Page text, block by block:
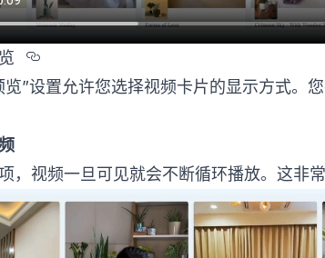
Section titled
览”设置允许您选择视频卡片的显示方式。
titled %u9009%u9879%uFF1A
，视频一旦可见就会不断循环播放。这非